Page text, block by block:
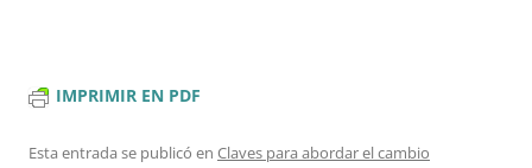
IMPRIMIR EN PDF
Esta entrada se publicó en Claves para abordar el cambio